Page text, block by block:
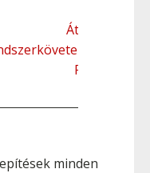
Áttekintés
Funkciók
minden